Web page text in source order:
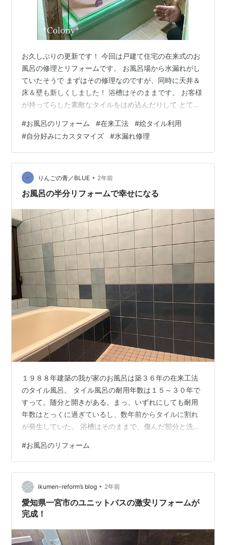
お久しぶりの更新です！ 今回は戸建て住宅の在来式のお
風呂の修理とリフォームです。 お風呂場から水漏れがし
ていたそうで まずはその修理なのですが、同時に天井＆
床＆壁も新しくしました！ 浴槽はそのままです。 お客様
が持ってらした素敵なタイルをはめ込んだりして とても
⇩ ⇩ 水漏れを直すために壁面などを剥がして工事中。 ⇩
⇩ ⇩ 壁はフクビ化学工業さんのバスパネルという商品を
使いました。 天井はお風呂用の天井パネルにしました。
換気乾燥暖房機も導入しました！ 施工後の様子です。 ⇩
⇩ ⇩ 壁の中の傷んだ場所も新しくなって、気持ちも良く
なりま…
#お風呂のリフォーム #在来工法 #絵タイル利用
#自分好みにカスタマイズ #水漏れ修理
りんごの青／BLUE • 2年前
お風呂の半分リフォームで幸せになる
１９８８年建築の我が家のお風呂は築３６年の在来工法
のタイル風呂。 タイル風呂の耐用年数は１５～３０年で
すって。随分と開きがある。まっ、いずれにしても耐用
年数はとっくに過ぎているし、数年前からタイルに割れ
が発生していた。 浴槽はそのままで、傷んだ部分と洗い
が、色の違いがいい感じのコントラストになった。タイ
ルのお風呂は銭湯のようね。今はほとんどの家庭がおし
ゃれなユニットバスなんだろうな。 冬はとっても寒いタ
イル風呂だけど、それでも半分新しいお風呂は気持ちが
良い。毎日のお風呂タイムで些細な幸せに浸る～良き良
き。
#お風呂のリフォーム
ikumen-reform’s blog • 2年前
愛知県一宮市のユニットバスの激安リフォームが
完成！